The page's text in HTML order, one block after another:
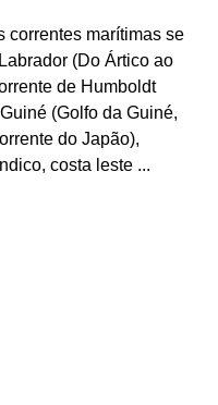
correntes marítimas se
(Do Ártico ao
de Humboldt
(Golfo da Guiné,
do Japão),
costa leste ...